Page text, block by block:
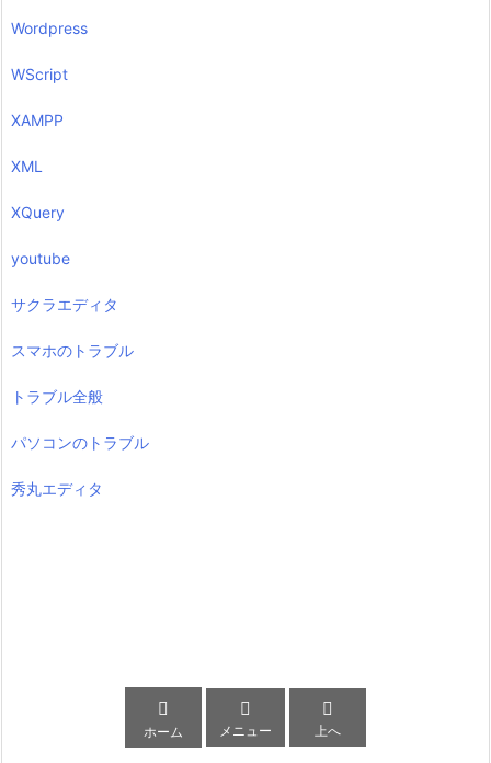
Wordpress
WScript
XAMPP
XML
XQuery
youtube
サクラエディタ
スマホのトラブル
トラブル全般
パソコンのトラブル
秀丸エディタ

ホーム

メニュー

上へ